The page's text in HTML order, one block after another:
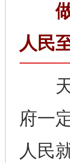
做
人民
天
府一
人民